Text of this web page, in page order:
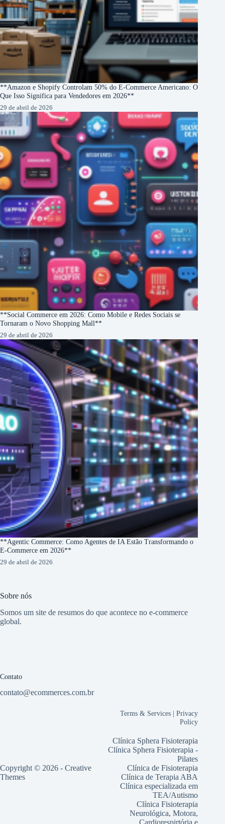
**Amazon e Shopify Controlam 50% do E-Commerce Americano: O
Que Isso Significa para Vendedores em 2026**
29 de abril de 2026
**Social Commerce em 2026: Como Mobile e Redes Sociais se
Tornaram o Novo Shopping Mall**
29 de abril de 2026
**Agentic Commerce: Como Agentes de IA Estão Transformando o
E-Commerce em 2026**
29 de abril de 2026
Sobre nós
Somos um site de resumos do que acontece no e-commerce
global.
Contato
contato@ecommerces.com.br
Copyright © 2026 - Creative
Themes
Terms & Services |Privacy
Policy
Clínica Sphera Fisioterapia
Clínica Sphera Fisioterapia -
Pilates
Clínica de Fisioterapia
Clínica de Terapia ABA
Clínica especializada em
TEA/Autismo
Clínica Fisioterapia
Neurológica, Motora,
Cardiorespirtória e